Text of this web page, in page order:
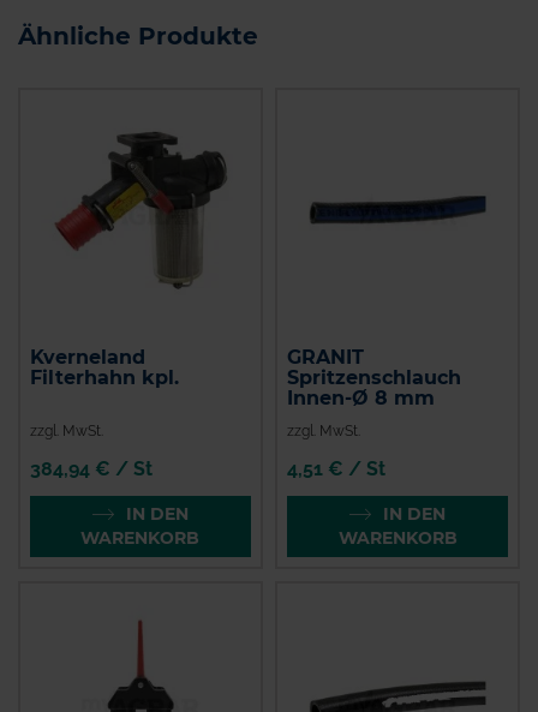
Ähnliche Produkte
Kverneland
Filterhahn kpl.
zzgl. MwSt.
384,94 € / St
IN DEN
WARENKORB
GRANIT
Spritzenschlauch
Innen-Ø 8 mm
zzgl. MwSt.
4,51 € / St
IN DEN
WARENKORB